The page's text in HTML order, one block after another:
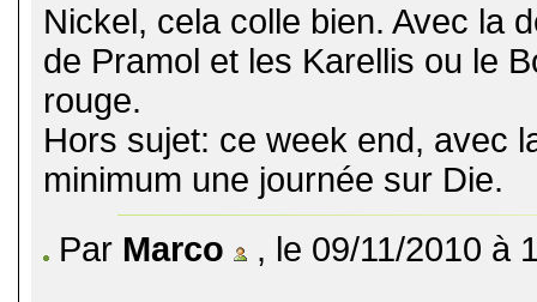
Nickel, cela colle bien. Avec la
de Pramol et les Karellis ou le
rouge.
Hors sujet: ce week end, avec
minimum une journée sur Die.
Par Marco , le 09/11/2010 à